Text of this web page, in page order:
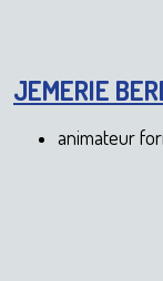
JEMERIE
animateur